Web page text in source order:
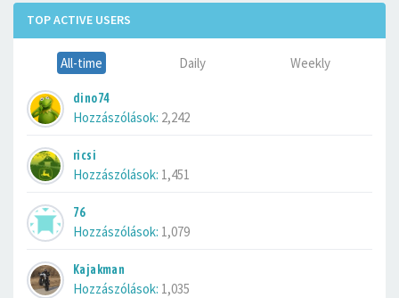
TOP ACTIVE USERS
All-time Daily Weekly
dino74
Hozzászólások: 2,242
ricsi
Hozzászólások: 1,451
76
Hozzászólások: 1,079
Kajakman
Hozzászólások: 1,035